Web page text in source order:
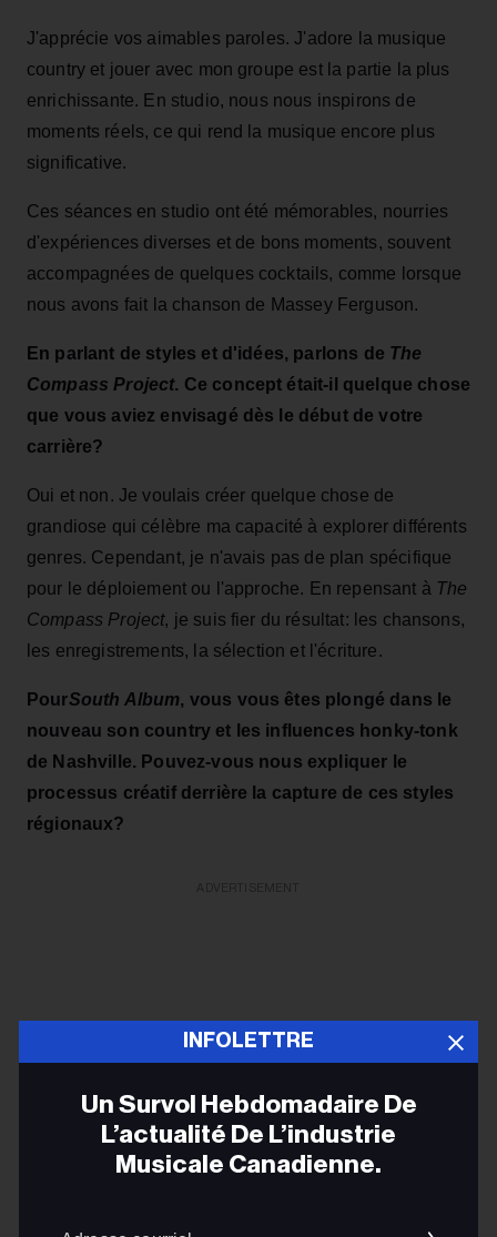
J'apprécie vos aimables paroles. J'adore la musique
country et jouer avec mon groupe est la partie la plus
enrichissante. En studio, nous nous inspirons de
moments réels, ce qui rend la musique encore plus
significative.
Ces séances en studio ont été mémorables, nourries
d'expériences diverses et de bons moments, souvent
accompagnées de quelques cocktails, comme lorsque
nous avons fait la chanson de Massey Ferguson.
En parlant de styles et d'idées, parlons de The
Compass Project. Ce concept était-il quelque chose
que vous aviez envisagé dès le début de votre
carrière?
Oui et non. Je voulais créer quelque chose de
grandiose qui célèbre ma capacité à explorer différents
genres. Cependant, je n'avais pas de plan spécifique
pour le déploiement ou l'approche. En repensant à The
Compass Project, je suis fier du résultat: les chansons,
les enregistrements, la sélection et l'écriture.
PourSouth Album, vous vous êtes plongé dans le
nouveau son country et les influences honky-tonk
de Nashville. Pouvez-vous nous expliquer le
processus créatif derrière la capture de ces styles
régionaux?
INFOLETTRE
Un Survol Hebdomadaire De
L’actualité De L’industrie
Musicale Canadienne.